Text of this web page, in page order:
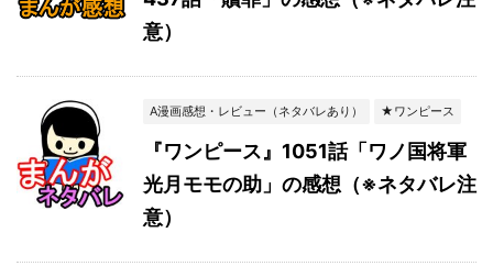
意）
A漫画感想・レビュー（ネタバレあり） ★ワンピース
『ワンピース』1051話「ワノ国将軍
光月モモの助」の感想（※ネタバレ注
意）